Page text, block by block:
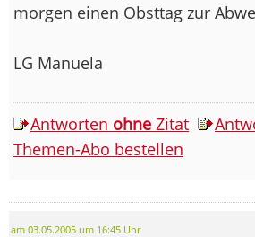
morgen einen Obsttag zur
LG Manuela
Antworten ohne Zitat
Themen-Abo bestellen
am 03.05.2005 um 16:45 Uhr